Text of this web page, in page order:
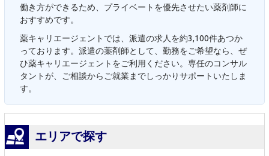
働き方ができるため、プライベートを優先させたい薬剤師に
おすすめです。
薬キャリエージェントでは、派遣の求人を約3,100件あつか
っております。派遣の薬剤師として、勤務をご希望なら、ぜ
ひ薬キャリエージェントをご利用ください。専任のコンサル
タントが、ご相談からご就業までしっかりサポートいたしま
す。
エリアで探す